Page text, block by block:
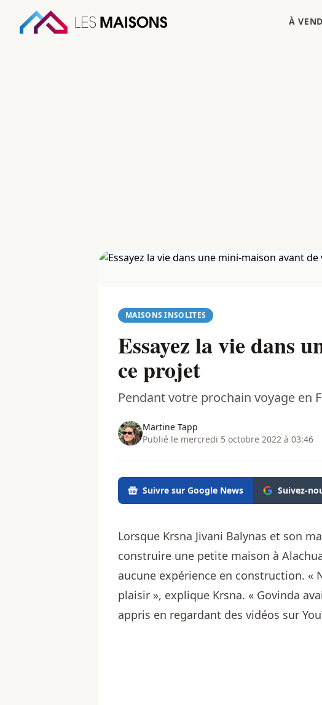
À
MAISONS INSOLITES
Essayez la vie dans
ce projet
Pendant votre prochain voyage en
Martine Tapp
Publié le mercredi 5 octobre 2022 à 03:46
Suivre sur Google News Suivez-
Lorsque Krsna Jivani Balynas et son
construire une petite maison à
aucune expérience en construction.
plaisir », explique Krsna. « Govinda
appris en regardant des vidéos sur